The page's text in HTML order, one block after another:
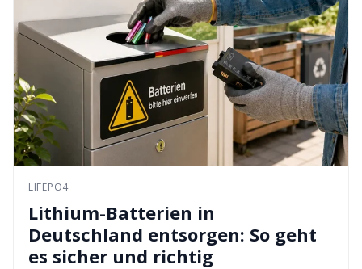
LIFEPO4
Lithium-Batterien in
Deutschland entsorgen: So geht
es sicher und richtig